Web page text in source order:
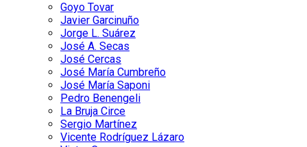
Goyo Tovar
Javier Garcinuño
Jorge L. Suárez
José A. Secas
José Cercas
José María Cumbreño
José María Saponi
Pedro Benengeli
La Bruja Circe
Sergio Martínez
Vicente Rodríguez Lázaro